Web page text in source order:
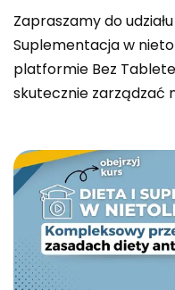
Zapraszamy do
Suplementacja w
platformie Bez
skutecznie zarządzać